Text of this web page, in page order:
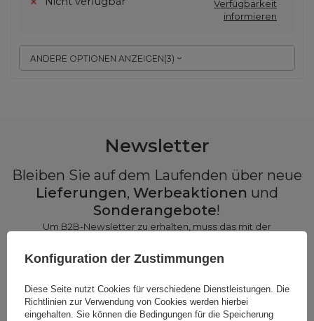
ANDERE OPTIONEN ANZEIGEN(3)
Verfügbarkeit
informieren
Newsletter
Bleiben Sie auf dem Laufenden über neue
Lieferungen, Werbeaktionen und
Sonderangebote!
Um B2B-Newsletter zu erhalten, muss das mit der
Geben Sie Ihren Vornamen ein
Konfiguration der Zustimmungen
Diese Seite nutzt Cookies für verschiedene Dienstleistungen. Die
Richtlinien zur Verwendung von Cookies werden hierbei
eingehalten. Sie können die Bedingungen für die Speicherung